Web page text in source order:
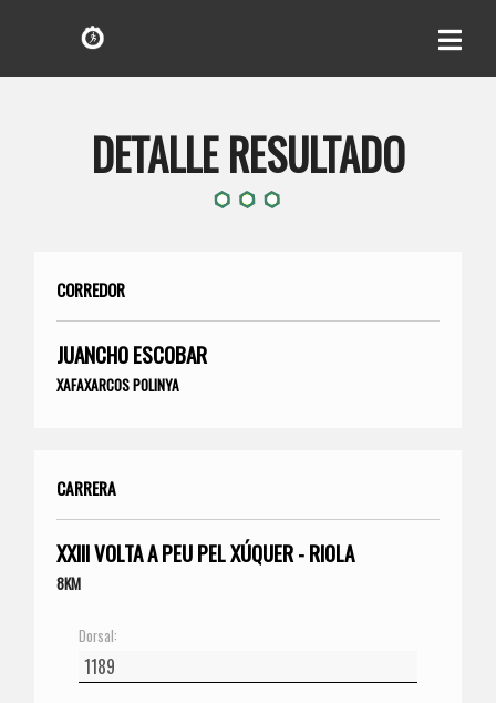
DETALLE RESULTADO
CORREDOR
JUANCHO ESCOBAR
XAFAXARCOS POLINYA
CARRERA
XXIII VOLTA A PEU PEL XÚQUER - RIOLA
8KM
Dorsal: